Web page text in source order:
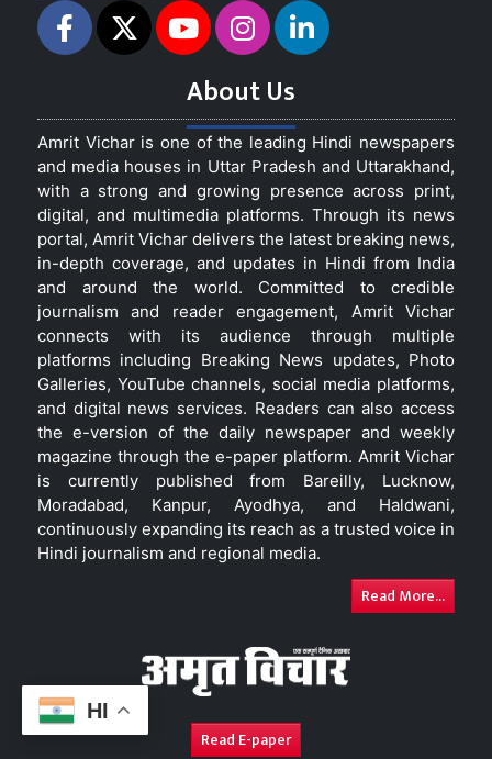
HI
About Us
Amrit Vichar is one of the leading Hindi newspapers
and media houses in Uttar Pradesh and Uttarakhand,
with a strong and growing presence across print,
digital, and multimedia platforms. Through its news
portal, Amrit Vichar delivers the latest breaking news,
in-depth coverage, and updates in Hindi from India
and around the world. Committed to credible
journalism and reader engagement, Amrit Vichar
connects with its audience through multiple
platforms including Breaking News updates, Photo
Galleries, YouTube channels, social media platforms,
and digital news services. Readers can also access
the e-version of the daily newspaper and weekly
magazine through the e-paper platform. Amrit Vichar
is currently published from Bareilly, Lucknow,
Moradabad, Kanpur, Ayodhya, and Haldwani,
continuously expanding its reach as a trusted voice in
Hindi journalism and regional media.
Read More...
Read E-paper